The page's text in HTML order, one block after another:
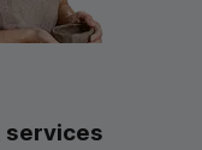
services